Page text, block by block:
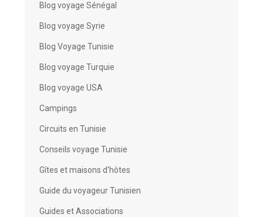
Blog voyage Sénégal
Blog voyage Syrie
Blog Voyage Tunisie
Blog voyage Turquie
Blog voyage USA
Campings
Circuits en Tunisie
Conseils voyage Tunisie
Gîtes et maisons d'hôtes
Guide du voyageur Tunisien
Guides et Associations